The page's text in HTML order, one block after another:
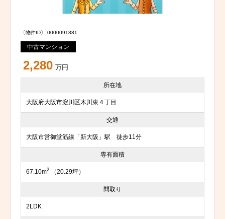
〔物件ID〕 0000091881
中古マンション
2,280 万円
所在地
大阪府大阪市淀川区木川東４丁目
交通
大阪市営御堂筋線「新大阪」駅 徒歩11分
専有面積
67.10m2 （20.29坪）
間取り
2LDK